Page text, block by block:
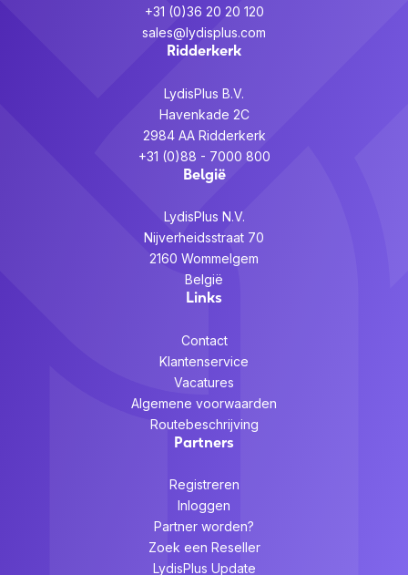
+31 (0)36 20 20 120
sales@lydisplus.com
Ridderkerk
LydisPlus B.V.
Havenkade 2C
2984 AA Ridderkerk
+31 (0)88 - 7000 800
België
LydisPlus N.V.
Nijverheidsstraat 70
2160 Wommelgem
België
Links
Contact
Klantenservice
Vacatures
Algemene voorwaarden
Routebeschrijving
Partners
Registreren
Inloggen
Partner worden?
Zoek een Reseller
LydisPlus Update